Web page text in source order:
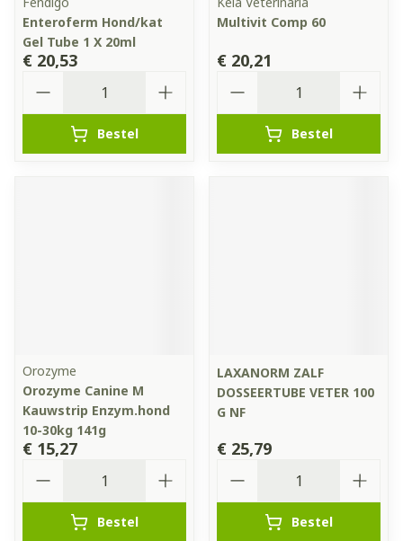
Enteroferm Hond/kat
Gel Tube 1 X 20ml
€ 20,53
Bestel
Multivit Comp 60
€ 20,21
Bestel
Orozyme
Orozyme Canine M
Kauwstrip Enzym.hond
10-30kg 141g
€ 15,27
Bestel
LAXANORM ZALF
DOSSEERTUBE VETER 100
G NF
€ 25,79
Bestel